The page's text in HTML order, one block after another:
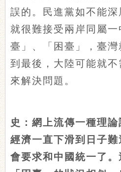
誤的。民進黨如不能
就很難接受兩岸同屬
臺」、「困臺」，臺灣
到最後，大陸可能就
來解決問題。
史：網上流傳一種理
經濟一直下滑到日子
會要求和中國統一了。